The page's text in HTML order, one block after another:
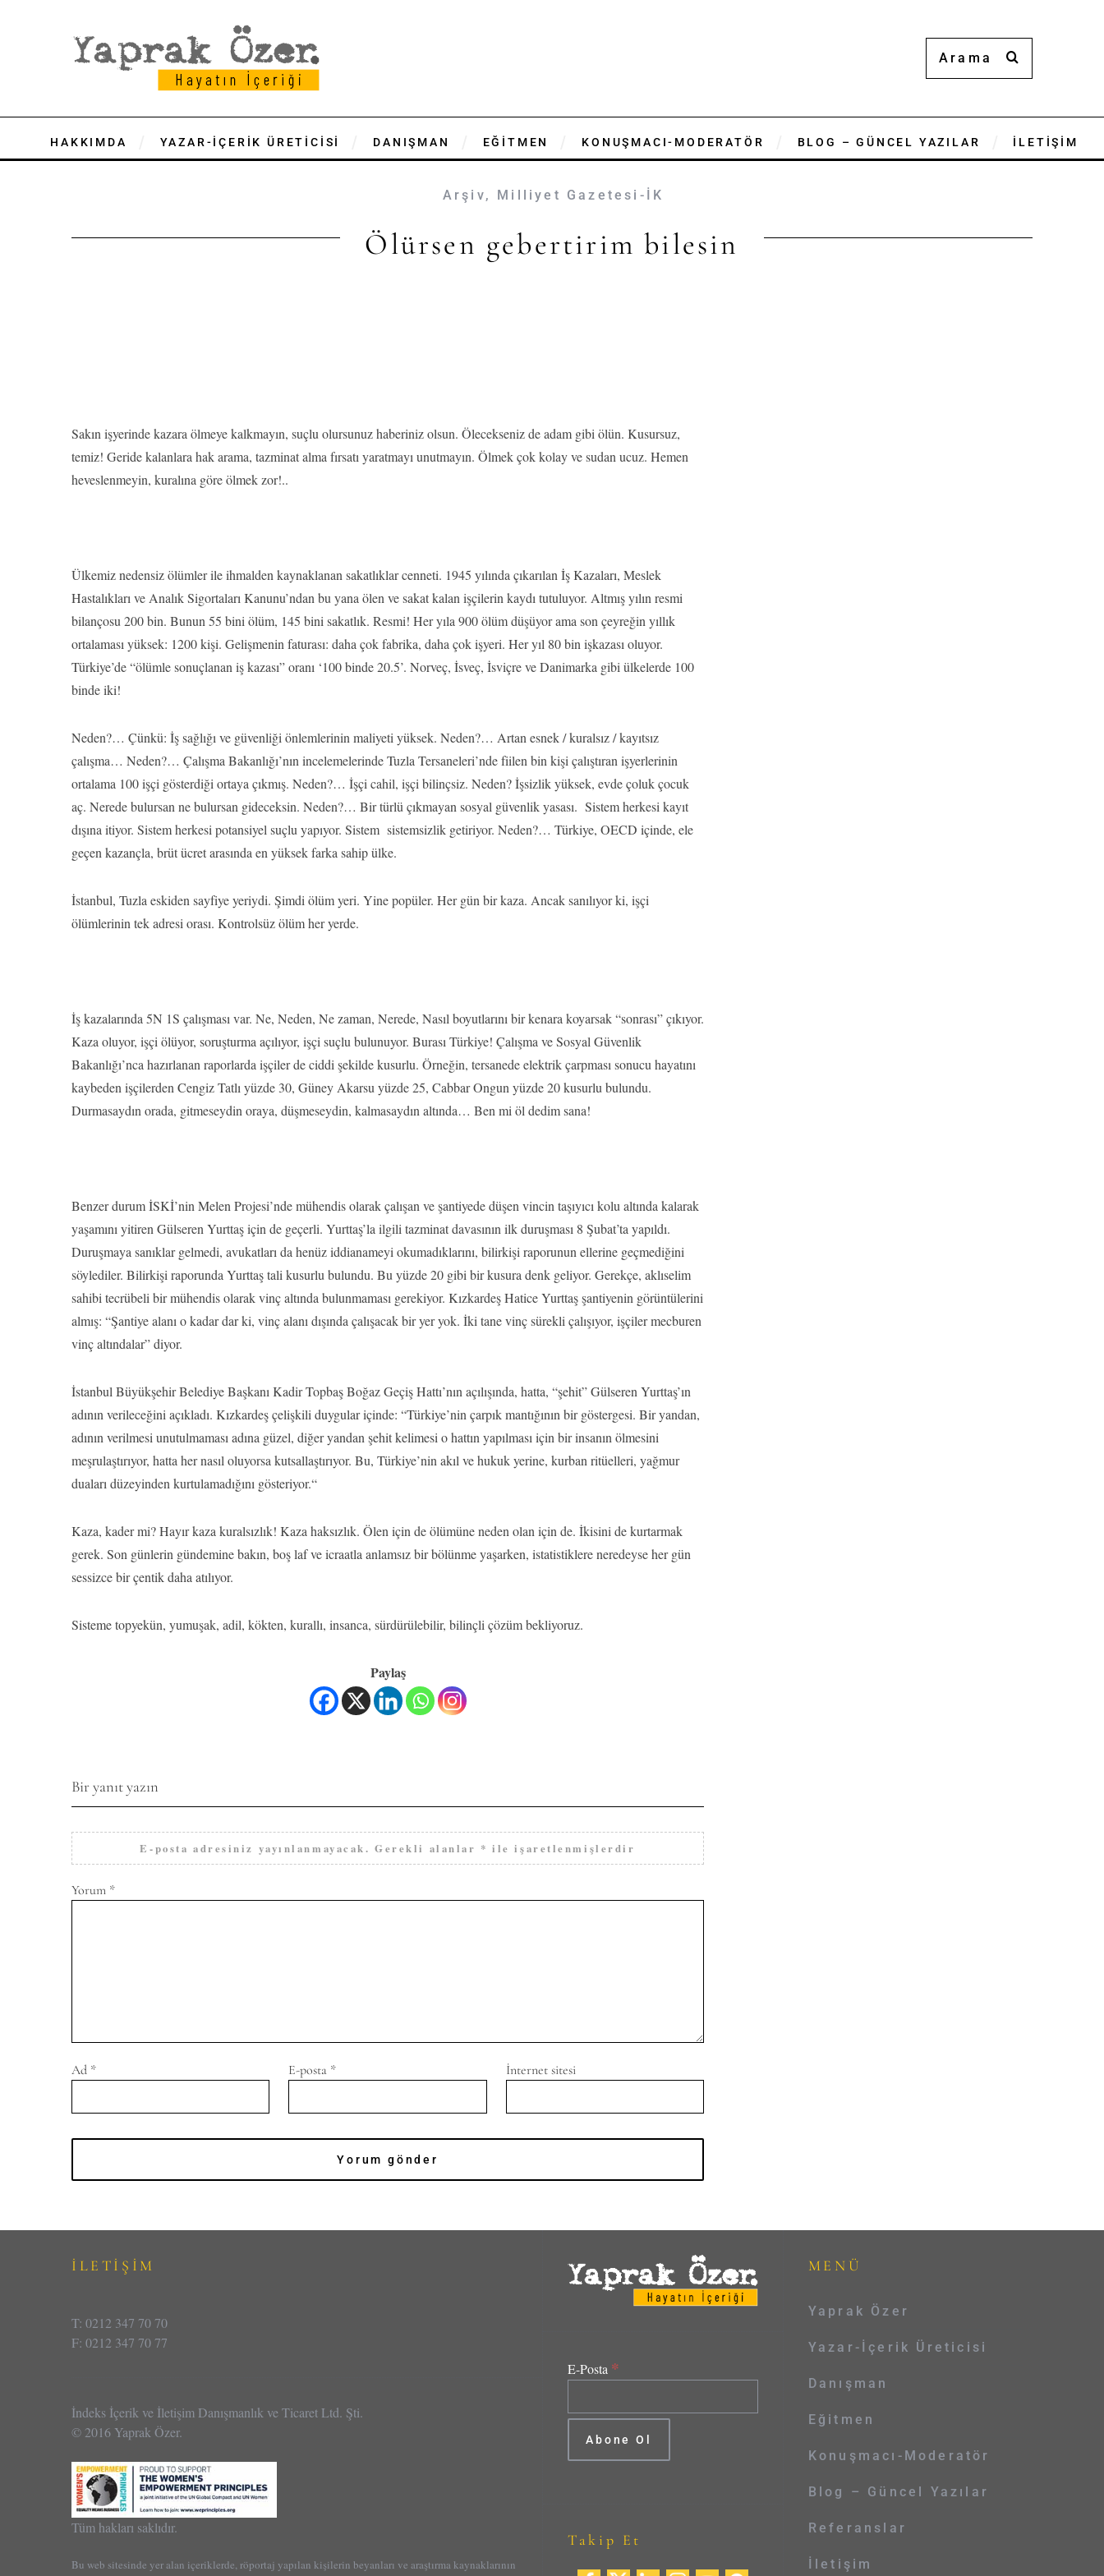
HAKKIMDA YAZAR-İÇERİK ÜRETİCİSİ DANIŞMAN EĞİTMEN KONUŞMACI-MODERATÖR BLOG – GÜNCEL YAZILAR İLETİŞİM
Arşiv, Milliyet Gazetesi-İK
Ölürsen gebertirim bilesin
Sakın işyerinde kazara ölmeye kalkmayın, suçlu olursunuz haberiniz olsun. Ölecekseniz de adam gibi ölün. Kusursuz,
temiz! Geride kalanlara hak arama, tazminat alma fırsatı yaratmayı unutmayın. Ölmek çok kolay ve sudan ucuz. Hemen
heveslenmeyin, kuralına göre ölmek zor!..
Ülkemiz nedensiz ölümler ile ihmalden kaynaklanan sakatlıklar cenneti. 1945 yılında çıkarılan İş Kazaları, Meslek
Hastalıkları ve Analık Sigortaları Kanunu’ndan bu yana ölen ve sakat kalan işçilerin kaydı tutuluyor. Altmış yılın resmi
bilançosu 200 bin. Bunun 55 bini ölüm, 145 bini sakatlık. Resmi! Her yıla 900 ölüm düşüyor ama son çeyreğin yıllık
ortalaması yüksek: 1200 kişi. Gelişmenin faturası: daha çok fabrika, daha çok işyeri. Her yıl 80 bin işkazası oluyor.
Türkiye’de “ölümle sonuçlanan iş kazası” oranı ‘100 binde 20.5’. Norveç, İsveç, İsviçre ve Danimarka gibi ülkelerde 100
binde iki!
Neden?… Çünkü: İş sağlığı ve güvenliği önlemlerinin maliyeti yüksek. Neden?… Artan esnek / kuralsız / kayıtsız
çalışma… Neden?… Çalışma Bakanlığı’nın incelemelerinde Tuzla Tersaneleri’nde fiilen bin kişi çalıştıran işyerlerinin
ortalama 100 işçi gösterdiği ortaya çıkmış. Neden?… İşçi cahil, işçi bilinçsiz. Neden? İşsizlik yüksek, evde çoluk çocuk
aç. Nerede bulursan ne bulursan gideceksin. Neden?… Bir türlü çıkmayan sosyal güvenlik yasası. Sistem herkesi kayıt
dışına itiyor. Sistem herkesi potansiyel suçlu yapıyor. Sistem sistemsizlik getiriyor. Neden?… Türkiye, OECD içinde, ele
geçen kazançla, brüt ücret arasında en yüksek farka sahip ülke.
İstanbul, Tuzla eskiden sayfiye yeriydi. Şimdi ölüm yeri. Yine popüler. Her gün bir kaza. Ancak sanılıyor ki, işçi
ölümlerinin tek adresi orası. Kontrolsüz ölüm her yerde.
İş kazalarında 5N 1S çalışması var. Ne, Neden, Ne zaman, Nerede, Nasıl boyutlarını bir kenara koyarsak “sonrası” çıkıyor.
Kaza oluyor, işçi ölüyor, soruşturma açılıyor, işçi suçlu bulunuyor. Burası Türkiye! Çalışma ve Sosyal Güvenlik
Bakanlığı’nca hazırlanan raporlarda işçiler de ciddi şekilde kusurlu. Örneğin, tersanede elektrik çarpması sonucu hayatını
kaybeden işçilerden Cengiz Tatlı yüzde 30, Güney Akarsu yüzde 25, Cabbar Ongun yüzde 20 kusurlu bulundu.
Durmasaydın orada, gitmeseydin oraya, düşmeseydin, kalmasaydın altında… Ben mi öl dedim sana!
Benzer durum İSKİ’nin Melen Projesi’nde mühendis olarak çalışan ve şantiyede düşen vincin taşıyıcı kolu altında kalarak
yaşamını yitiren Gülseren Yurttaş için de geçerli. Yurttaş’la ilgili tazminat davasının ilk duruşması 8 Şubat’ta yapıldı.
Duruşmaya sanıklar gelmedi, avukatları da henüz iddianameyi okumadıklarını, bilirkişi raporunun ellerine geçmediğini
söylediler. Bilirkişi raporunda Yurttaş tali kusurlu bulundu. Bu yüzde 20 gibi bir kusura denk geliyor. Gerekçe, aklıselim
sahibi tecrübeli bir mühendis olarak vinç altında bulunmaması gerekiyor. Kızkardeş Hatice Yurttaş şantiyenin görüntülerini
almış: “Şantiye alanı o kadar dar ki, vinç alanı dışında çalışacak bir yer yok. İki tane vinç sürekli çalışıyor, işçiler mecburen
vinç altındalar” diyor.
İstanbul Büyükşehir Belediye Başkanı Kadir Topbaş Boğaz Geçiş Hattı’nın açılışında, hatta, “şehit” Gülseren Yurttaş’ın
adının verileceğini açıkladı. Kızkardeş çelişkili duygular içinde: “Türkiye’nin çarpık mantığının bir göstergesi. Bir yandan,
adının verilmesi unutulmaması adına güzel, diğer yandan şehit kelimesi o hattın yapılması için bir insanın ölmesini
meşrulaştırıyor, hatta her nasıl oluyorsa kutsallaştırıyor. Bu, Türkiye’nin akıl ve hukuk yerine, kurban ritüelleri, yağmur
duaları düzeyinden kurtulamadığını gösteriyor.“
Kaza, kader mi? Hayır kaza kuralsızlık! Kaza haksızlık. Ölen için de ölümüne neden olan için de. İkisini de kurtarmak
gerek. Son günlerin gündemine bakın, boş laf ve icraatla anlamsız bir bölünme yaşarken, istatistiklere neredeyse her gün
sessizce bir çentik daha atılıyor.
Sisteme topyekün, yumuşak, adil, kökten, kurallı, insanca, sürdürülebilir, bilinçli çözüm bekliyoruz.
Paylaş
Bir yanıt yazın
E-posta adresiniz yayınlanmayacak. Gerekli alanlar * ile işaretlenmişlerdir
Yorum *
Ad * E-posta * İnternet sitesi
İLETİŞİM
T: 0212 347 70 70
F: 0212 347 70 77
İndeks İçerik ve İletişim Danışmanlık ve Ticaret Ltd. Şti.
© 2016 Yaprak Özer.
Tüm hakları saklıdır.
Bu web sitesinde yer alan içeriklerde, röportaj yapılan kişilerin beyanları ve araştırma kaynaklarının
E-Posta *
Takip Et
MENÜ
Yaprak Özer
Yazar-İçerik Üreticisi
Danışman
Eğitmen
Konuşmacı-Moderatör
Blog – Güncel Yazılar
Referanslar
İletişim